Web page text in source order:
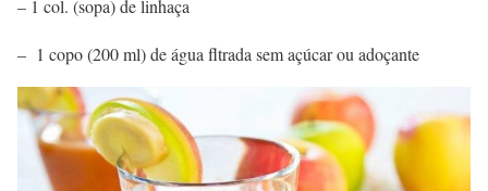
– 1 col. (sopa) de linhaça
– 1 copo (200 ml) de água fltrada sem açúcar ou adoçante